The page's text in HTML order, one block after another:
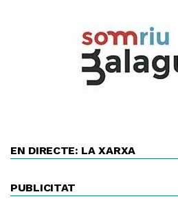
EN DIRECTE: LA XARXA
PUBLICITAT